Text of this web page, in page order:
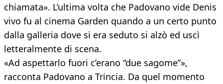
chiamata». L’ultima volta che Padovano vide Denis
vivo fu al cinema Garden quando a un certo punto
dalla galleria dove si era seduto si alzò ed uscì
letteralmente di scena.
«Ad aspettarlo fuori c’erano “due sagome”»,
racconta Padovano a Trincia. Da quel momento